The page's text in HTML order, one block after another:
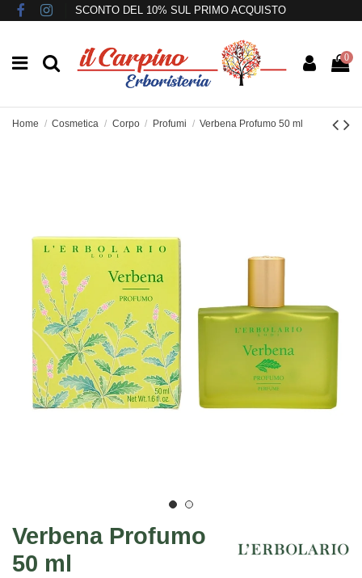
SCONTO DEL 10% SUL PRIMO ACQUISTO
0
Home Cosmetica Corpo Profumi Verbena Profumo 50 ml
Verbena Profumo
50 ml